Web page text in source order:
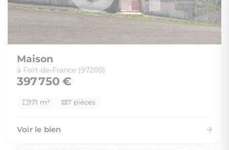
Maison
à Fort-de-France (97200)
397 750 €
171 m² 7 pièces
Voir le bien